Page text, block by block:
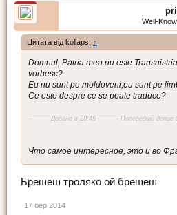
Well-
Цитата від kollaps: ↑
Domnul, Patria mea nu este
vorbesc?
Eu nu sunt pe moldoveni,eu sunt pe
Ce este despre ce se poate traduce?
---------- Додано в 20:46 ---------- Попередній
Что самое интересное, это и во
Брешеш троляко ой брешеш
17 бер 2014